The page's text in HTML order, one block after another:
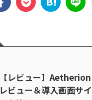
【レビュー】
レビュー＆導入画面サ